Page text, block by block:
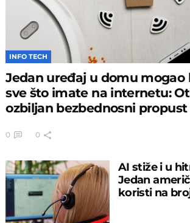
INFO TECH
Jedan uređaj u domu mogao
sve što imate na internetu:
ozbiljan bezbednosni propust
0 0
AI stiže i u
Jedan
koristi na